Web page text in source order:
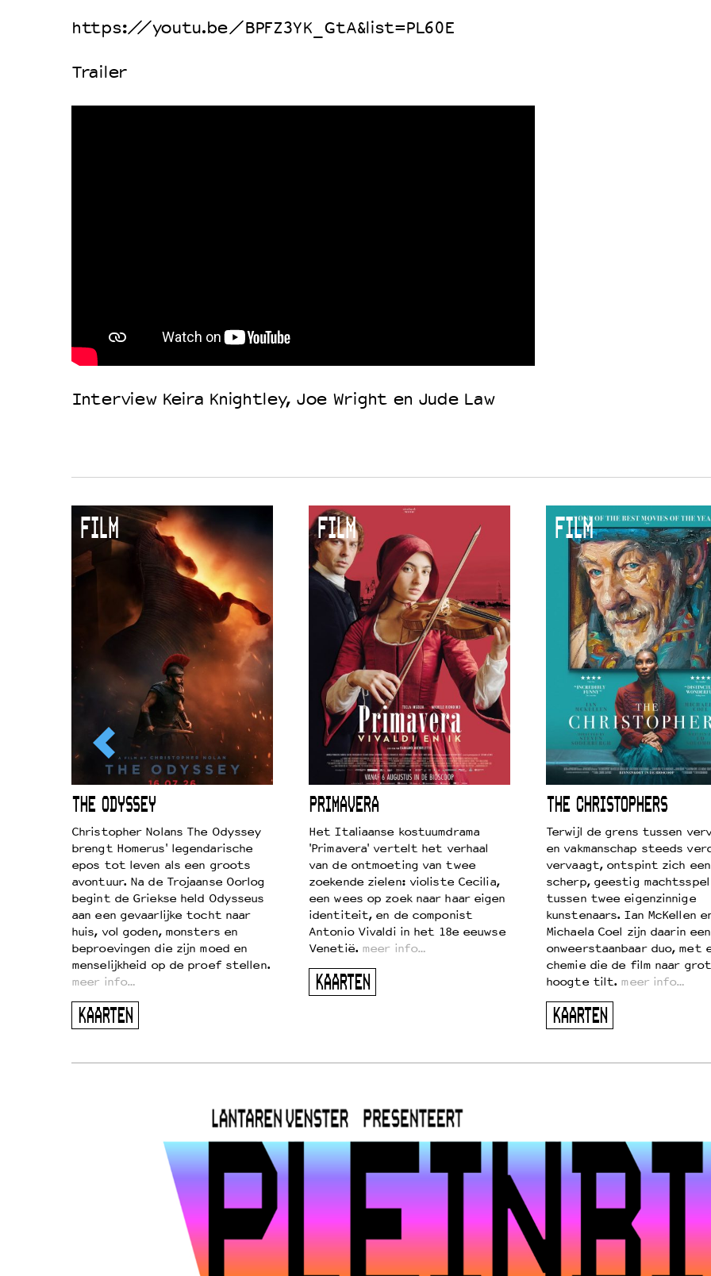
https://youtu.be/BPFZ3YK_GtA&list=PL60E
Trailer
Interview Keira Knightley, Joe Wright en Jude Law
FILM
THE ODYSSEY
Christopher Nolans The Odyssey
brengt Homerus' legendarische
epos tot leven als een groots
avontuur. Na de Trojaanse Oorlog
begint de Griekse held Odysseus
aan een gevaarlijke tocht naar
huis, vol goden, monsters en
beproevingen die zijn moed en
menselijkheid op de proef stellen.
meer info…
KAARTEN
FILM
PRIMAVERA
Het Italiaanse kostuumdrama
'Primavera' vertelt het verhaal
van de ontmoeting van twee
zoekende zielen: violiste Cecilia,
een wees op zoek naar haar eigen
identiteit, en de componist
Antonio Vivaldi in het 18e eeuwse
Venetië. meer info…
KAARTEN
FILM
THE CHRISTOPHERS
Terwijl de grens tussen
en vakmanschap steeds
vervaagt, ontspint zich een
scherp, geestig machtsspel
tussen twee eigenzinnige
kunstenaars. Ian McKellen
Michaela Coel zijn daarin een
onweerstaanbaar duo, met
chemie die de film naar
hoogte tilt. meer info…
KAARTEN